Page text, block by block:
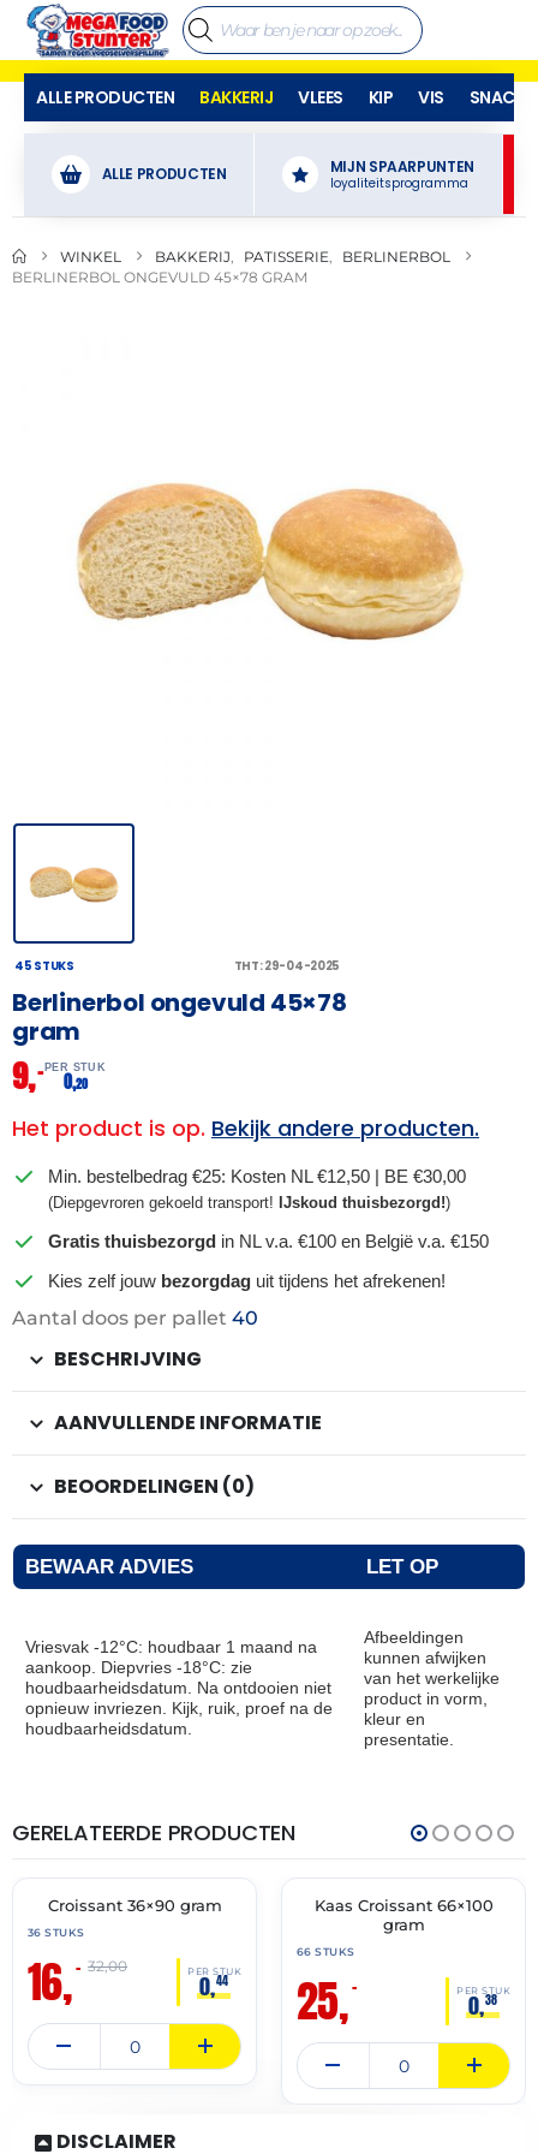
ALLE PRODUCTEN BAKKERIJ VLEES KIP VIS SNACKS
ALLE PRODUCTEN MIJN SPAARPUNTEN
loyaliteitsprogramma
WINKEL BAKKERIJ PATISSERIE
BERLINERBOL
BERLINERBOL ONGEVULD 45×78 GRAM
45 STUKS THT: 29-04-2025
Berlinerbol ongevuld 45×78
gram
9,– PER STUK
0,20
Het product is op. Bekijk andere producten.
Min. bestelbedrag €25: Kosten NL €12,50 | BE €30,00
(Diepgevroren gekoeld transport! IJskoud thuisbezorgd!)
Gratis thuisbezorgd in NL v.a. €100 en België v.a. €150
Kies zelf jouw bezorgdag uit tijdens het afrekenen!
Aantal doos per pallet 40
BESCHRIJVING
AANVULLENDE INFORMATIE
BEOORDELINGEN (0)
BEWAAR ADVIES LET OP
Vriesvak -12°C: houdbaar 1 maand na
aankoop. Diepvries -18°C: zie
houdbaarheidsdatum. Na ontdooien niet
opnieuw invriezen. Kijk, ruik, proef na de
houdbaarheidsdatum.
Afbeeldingen
kunnen afwijken
van het werkelijke
product in vorm,
kleur en
presentatie.
GERELATEERDE PRODUCTEN
🔥 OP=OP
THT:
30-
Croissant 36×90 gram
36 STUKS
16,– PER STUK
0,44
32,00
🔥 OP=OP
Kaas Croissant 66×100
gram
66 STUKS
25,– PER STUK
0,38
DISCLAIMER